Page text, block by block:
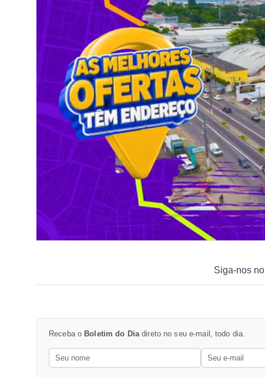
Siga-nos no
Receba o Boletim do Diadireto no seu e-mail, todo dia.